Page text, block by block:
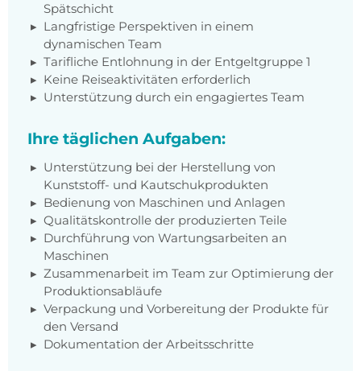
Spätschicht
Langfristige Perspektiven in einem
dynamischen Team
Tarifliche Entlohnung in der Entgeltgruppe 1
Keine Reiseaktivitäten erforderlich
Unterstützung durch ein engagiertes Team
Ihre täglichen Aufgaben:
Unterstützung bei der Herstellung von
Kunststoff- und Kautschukprodukten
Bedienung von Maschinen und Anlagen
Qualitätskontrolle der produzierten Teile
Durchführung von Wartungsarbeiten an
Maschinen
Zusammenarbeit im Team zur Optimierung der
Produktionsabläufe
Verpackung und Vorbereitung der Produkte für
den Versand
Dokumentation der Arbeitsschritte